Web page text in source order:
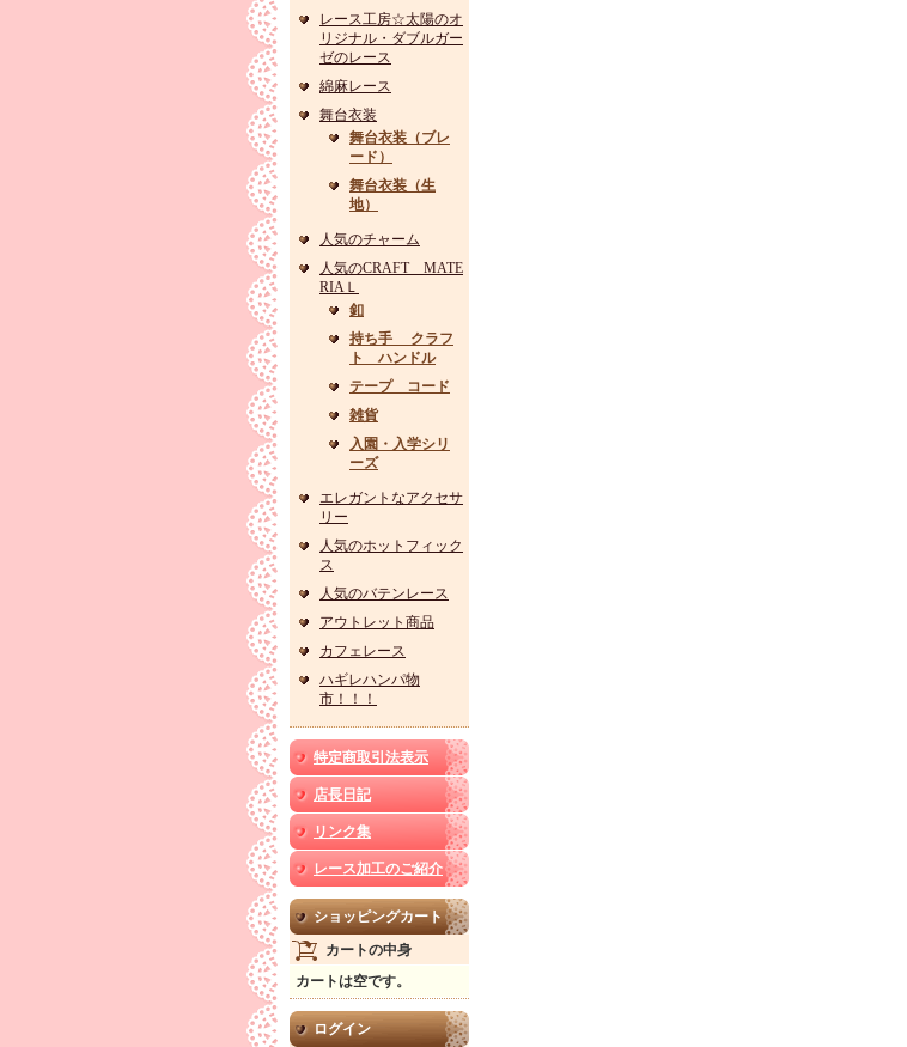
レース工房☆太陽のオ
リジナル・ダブルガー
ゼのレース
綿麻レース
舞台衣装
舞台衣装（ブレ
ード）
舞台衣装（生
地）
人気のチャーム
人気のCRAFT MATE
RIAＬ
釦
持ち手 クラフ
ト ハンドル
テープ コード
雑貨
入園・入学シリ
ーズ
エレガントなアクセサ
リー
人気のホットフィック
ス
人気のバテンレース
アウトレット商品
カフェレース
ハギレハンパ物
市！！！
特定商取引法表示
店長日記
リンク集
レース加工のご紹介
ショッピングカート
カートの中身
カートは空です。
ログイン